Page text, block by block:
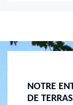
L’ENTRETIEN